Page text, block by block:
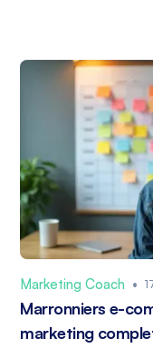
Marketing Coach •
Marronniers e-
marketing